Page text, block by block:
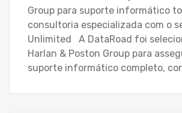
Group para suporte informático
consultoria especializada com o
Unlimited A DataRoad foi
Harlan & Poston Group para
suporte informático completo,